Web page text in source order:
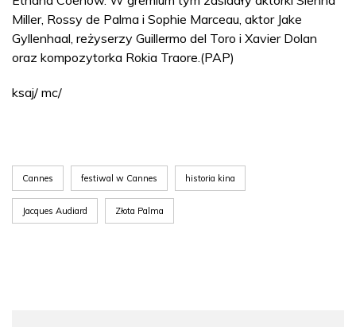
Miller, Rossy de Palma i Sophie Marceau, aktor Jake
Gyllenhaal, reżyserzy Guillermo del Toro i Xavier Dolan
oraz kompozytorka Rokia Traore.(PAP)
ksaj/ mc/
Cannes festiwal w Cannes historia kina
Jacques Audiard Złota Palma